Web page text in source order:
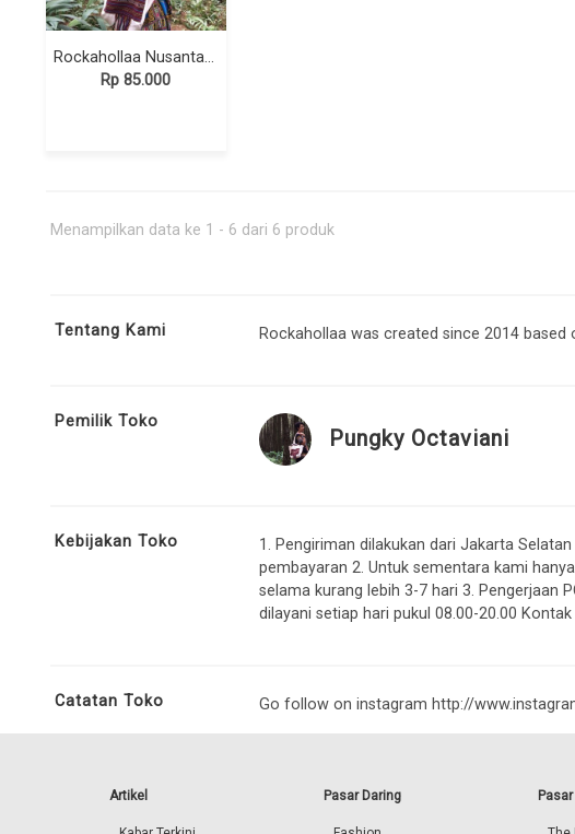
Rockahollaa Nusantara Tenun NTT edition
Rp 85.000
Menampilkan data ke 1 - 6 dari 6 produk
Tentang Kami Rockahollaa was created since 2014
Pemilik Toko
Pungky Octaviani
Kebijakan Toko
1. Pengiriman dilakukan dari Jakarta
pembayaran 2. Untuk sementara kami
selama kurang lebih 3-7 hari 3. Pengerjaan
dilayani setiap hari pukul 08.00-20.00
Catatan Toko Go follow on instagram http://
Artikel Pasar Daring